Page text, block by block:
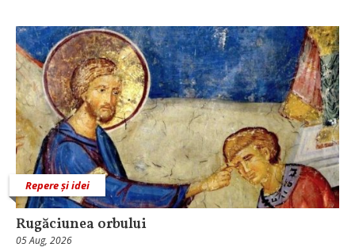
Repere și idei
Rugăciunea orbului
05 Aug, 2026